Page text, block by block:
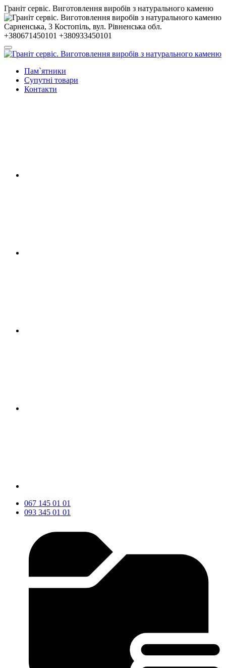
Гранiт сервiс. Виготовлення виробів з натурального каменю
Сарненська, 3 Костопiль, вул. Рiвненська обл.
+380671450101 +380933450101
Пам`ятники
Супутні товари
Контакти
067 145 01 01
093 345 01 01